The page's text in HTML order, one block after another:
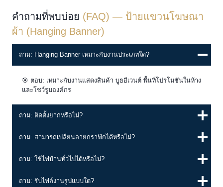
คำถามที่พบบ่อย (FAQ) — ป้ายแขวนโฆษณา
ผ้า (Hanging Banner)
ถาม: Hanging Banner เหมาะกับงานประเภทใด?
🎯 ตอบ: เหมาะกับงานแสดงสินค้า บูธอีเวนต์ พื้นที่โปรโมชันในห้าง
และโชว์รูมองค์กร
ถาม: ติดตั้งยากหรือไม่?
ถาม: สามารถเปลี่ยนลายกราฟิกได้หรือไม่?
ถาม: ใช้ไฟบ้านทั่วไปได้หรือไม่?
ถาม: รับไฟล์งานรูปแบบใด?